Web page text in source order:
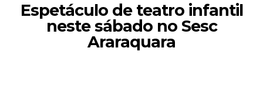
Espetáculo de teatro infantil
neste sábado no Sesc
Araraquara